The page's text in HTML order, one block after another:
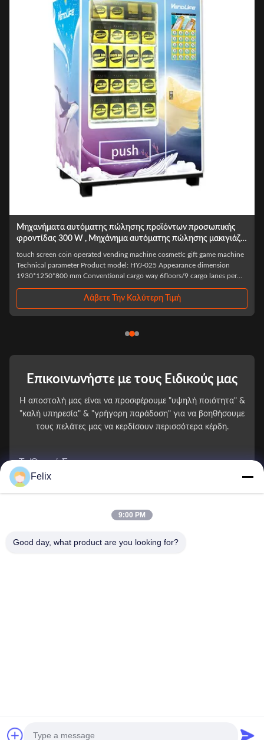
αυτόματης πώλησης προϊόντων προσωπικής
W , Μηχάνημα αυτόματης πώλησης μακιγιάζ
operated vending machine cosmetic gift game machine
Product model: HYJ-025 Appearance dimension
mm Conventional cargo way 6floors/9 cargo lanes per
Λάβετε Την Καλύτερη Τιμή
150 κομμάτια
πώληση
Custom design
– A Premium
years experience
Επικοινωνήστε με τους Ειδικούς μας
Η αποστολή μας είναι να προσφέρουμε "υψηλή ποιότητα" &
"καλή υπηρεσία" & "γρήγορη παράδοση" για να βοηθήσουμε
τους πελάτες μας να κερδίσουν περισσότερα κέρδη.
Το Όνομά Σας
*
Felix
9:00 PM
Good day, what product are you looking for?